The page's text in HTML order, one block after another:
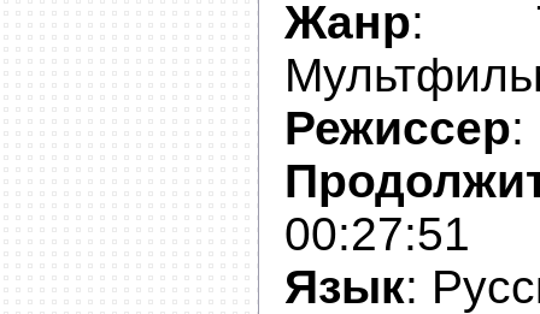
Жанр:
Режиссер:
00:27:51
Язык: